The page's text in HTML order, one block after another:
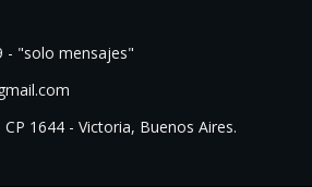
- "solo mensajes"
1644 - Victoria, Buenos Aires.